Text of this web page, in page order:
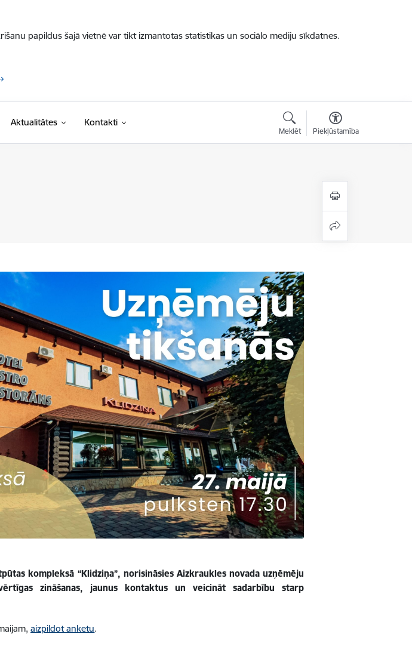
papildus šajā vietnē var tikt izmantotas statistikas un sociālo mediju sīkdatnes.
Aktualitātes Kontakti
Meklēt Piekļūstamība
kompleksā “Klidziņa”, norisināsies Aizkraukles novada uzņēmēju
zināšanas, jaunus kontaktus un veicināt sadarbību starp
aizpildot anketu.